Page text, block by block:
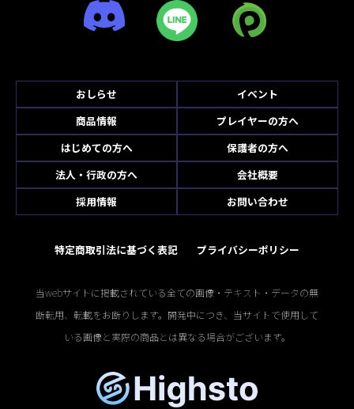
おしらせ
イベント
商品情報
プレイヤーの方へ
はじめての方へ
保護者の方へ
法人・行政の方へ
会社概要
採用情報
お問い合わせ
特定商取引法に基づく表記 プライバシーポリシー
当webサイトに掲載されている全ての画像・テキスト・データの無
断転用、転載をお断りします。開発中につき、当サイトで使用して
いる画像と実際の商品とは異なる場合がございます。